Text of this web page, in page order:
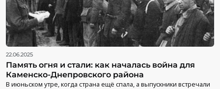
22.06.2025
Память огня и стали: как началась война для
Каменско-Днепровского района
В июньском утре, когда страна ещё спала, а выпускники встречали